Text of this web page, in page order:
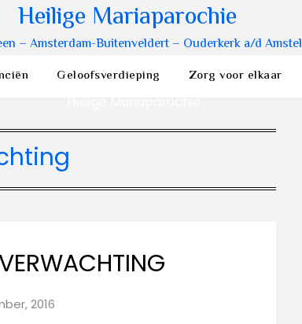
Heilige Mariaparochie
– Amsterdam-Buitenveldert – Ouderkerk a/d Amstel
Geloofsverdieping Zorg voor elkaar
2016